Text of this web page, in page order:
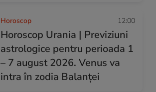
Horoscop 12:00
Horoscop Urania | Previziuni
astrologice pentru perioada 1
– 7 august 2026. Venus va
intra în zodia Balanței